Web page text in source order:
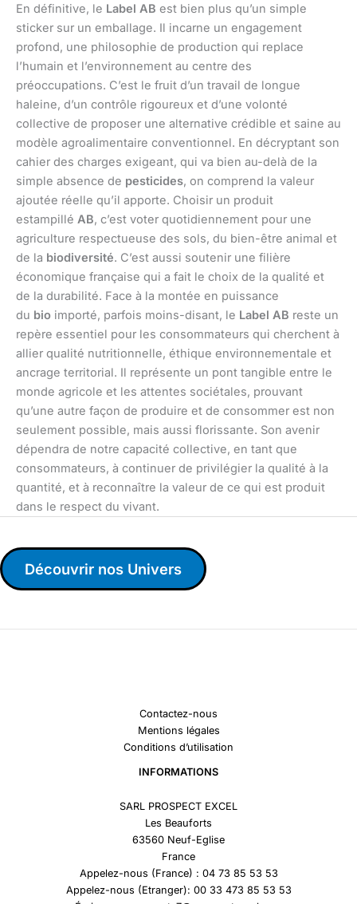
En définitive, le Label AB est bien plus qu’un simple
sticker sur un emballage. Il incarne un engagement
profond, une philosophie de production qui replace
l’humain et l’environnement au centre des
préoccupations. C’est le fruit d’un travail de longue
haleine, d’un contrôle rigoureux et d’une volonté
collective de proposer une alternative crédible et saine au
modèle agroalimentaire conventionnel. En décryptant son
cahier des charges exigeant, qui va bien au-delà de la
simple absence de pesticides, on comprend la valeur
ajoutée réelle qu’il apporte. Choisir un produit
estampillé AB, c’est voter quotidiennement pour une
agriculture respectueuse des sols, du bien-être animal et
de la biodiversité. C’est aussi soutenir une filière
économique française qui a fait le choix de la qualité et
de la durabilité. Face à la montée en puissance
du bio importé, parfois moins-disant, le Label AB reste un
repère essentiel pour les consommateurs qui cherchent à
allier qualité nutritionnelle, éthique environnementale et
ancrage territorial. Il représente un pont tangible entre le
monde agricole et les attentes sociétales, prouvant
qu’une autre façon de produire et de consommer est non
seulement possible, mais aussi florissante. Son avenir
dépendra de notre capacité collective, en tant que
consommateurs, à continuer de privilégier la qualité à la
quantité, et à reconnaître la valeur de ce qui est produit
dans le respect du vivant.
Découvrir nos Univers
Contactez-nous
Mentions légales
Conditions d’utilisation
INFORMATIONS
SARL PROSPECT EXCEL
Les Beauforts
63560 Neuf-Eglise
France
Appelez-nous (France) : 04 73 85 53 53
Appelez-nous (Etranger): 00 33 473 85 53 53